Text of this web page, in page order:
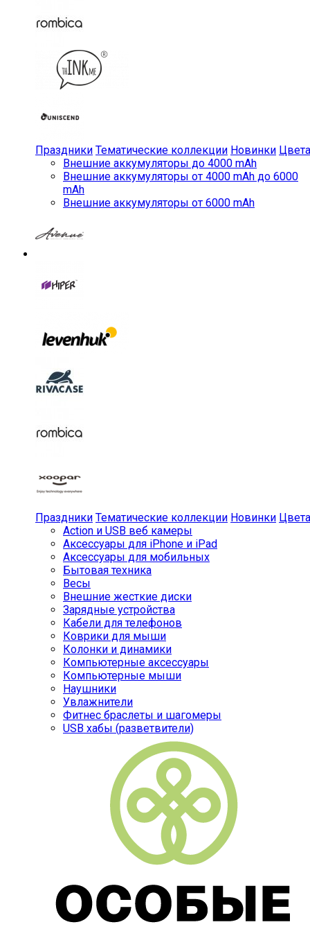
Праздники Тематические коллекции Новинки Цвета
Внешние аккумуляторы до 4000 mAh
Внешние аккумуляторы от 4000 mAh до 6000
mAh
Внешние аккумуляторы от 6000 mAh
Праздники Тематические коллекции Новинки Цвета
Action и USB веб камеры
Аксессуары для iPhone и iPad
Аксессуары для мобильных
Бытовая техника
Весы
Внешние жесткие диски
Зарядные устройства
Кабели для телефонов
Коврики для мыши
Колонки и динамики
Компьютерные аксессуары
Компьютерные мыши
Наушники
Увлажнители
Фитнес браслеты и шагомеры
USB хабы (разветвители)